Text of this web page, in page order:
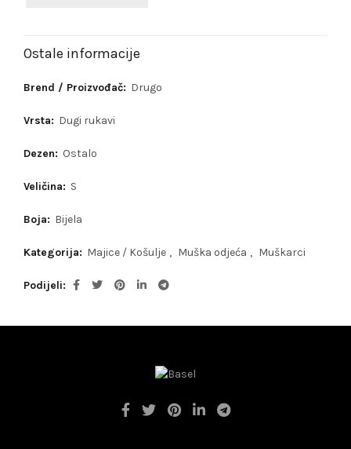
Ostale informacije
Brend / Proizvođač: Drugo
Vrsta: Dugi rukavi
Dezen: Ostalo
Veličina: S
Boja: Bijela
Kategorija: Majice / Košulje , Muška odjeća , Muškarci
Podijeli